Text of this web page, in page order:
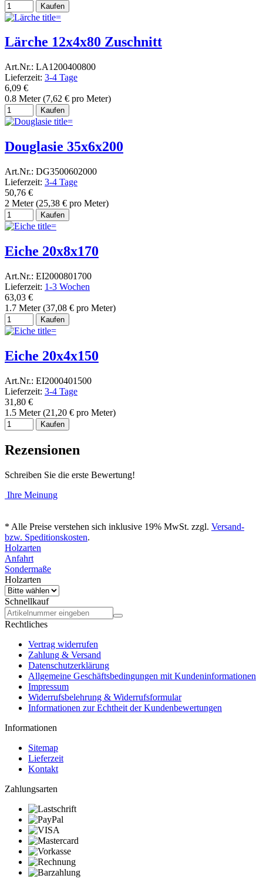
Kaufen
Lärche 12x4x80 Zuschnitt
Art.Nr.: LA1200400800
Lieferzeit: 3-4 Tage
6,09 €
0.8 Meter (7,62 € pro Meter)
Kaufen
Douglasie 35x6x200
Art.Nr.: DG3500602000
Lieferzeit: 3-4 Tage
50,76 €
2 Meter (25,38 € pro Meter)
Kaufen
Eiche 20x8x170
Art.Nr.: EI2000801700
Lieferzeit: 1-3 Wochen
63,03 €
1.7 Meter (37,08 € pro Meter)
Kaufen
Eiche 20x4x150
Art.Nr.: EI2000401500
Lieferzeit: 3-4 Tage
31,80 €
1.5 Meter (21,20 € pro Meter)
Kaufen
Rezensionen
Schreiben Sie die erste Bewertung!
Ihre Meinung
* Alle Preise verstehen sich inklusive 19% MwSt. zzgl. Versand-
bzw. Speditionskosten.
Holzarten
Anfahrt
Sondermaße
Holzarten
Schnellkauf
Rechtliches
Vertrag widerrufen
Zahlung & Versand
Datenschutzerklärung
Allgemeine Geschäftsbedingungen mit Kundeninformationen
Impressum
Widerrufsbelehrung & Widerrufsformular
Informationen zur Echtheit der Kundenbewertungen
Informationen
Sitemap
Lieferzeit
Kontakt
Zahlungsarten